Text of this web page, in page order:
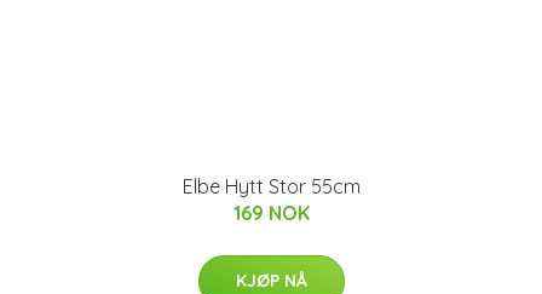
Elbe Hytt Stor 55cm
169 NOK
KJØP NÅ